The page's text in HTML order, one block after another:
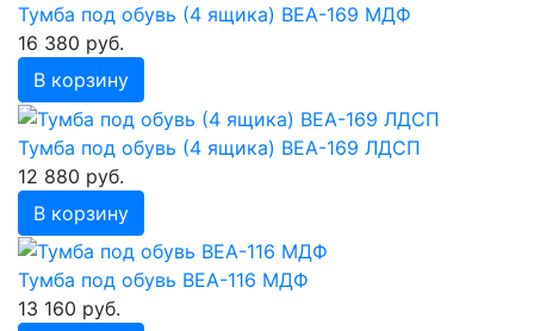
Тумба под обувь (4 ящика) ВЕА-169 МДФ
16 380 руб.
В корзину
Тумба под обувь (4 ящика) ВЕА-169 ЛДСП
12 880 руб.
В корзину
Тумба под обувь ВЕА-116 МДФ
13 160 руб.